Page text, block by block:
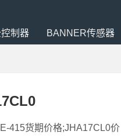
制器 BANNER传感器
415货期价格;JHA17CL0价